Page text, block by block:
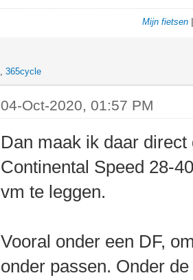
Mijn fietsen
, 365cycle
04-Oct-2020, 01:57 PM
Dan maak ik daar
Continental Speed 28-
vm te leggen.
Vooral onder een DF,
onder passen. Onder